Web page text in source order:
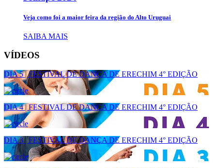
Veja como foi a maior feira da região do Alto Uruguai
SAIBA MAIS
VÍDEOS
DIA 5 | FESTIVAL DE DANÇA DE ERECHIM 4° EDIÇÃO
DIA 4 | FESTIVAL DE DANÇA DE ERECHIM 4° EDIÇÃO
DIA 3 | FESTIVAL DE DANÇA DE ERECHIM 4° EDIÇÃO